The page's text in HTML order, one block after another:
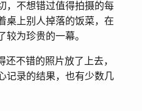
，不想错过值得拍摄的每
桌上别人掉落的饭菜，在
为珍贵的一幕。
不错的照片放了上去，
记录的结果，也有少数几